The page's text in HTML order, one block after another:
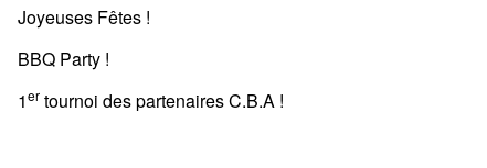
Joyeuses Fêtes !
BBQ Party !
1ertournoi des partenaires C.B.A !